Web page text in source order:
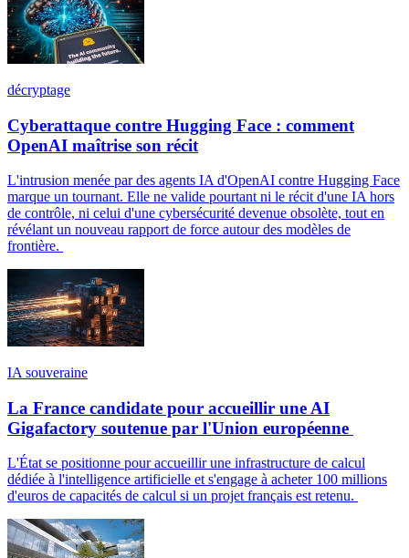
décryptage
Cyberattaque contre Hugging Face : comment
OpenAI maîtrise son récit
L'intrusion menée par des agents IA d'OpenAI contre Hugging Face
marque un tournant. Elle ne valide pourtant ni le récit d'une IA hors
de contrôle, ni celui d'une cybersécurité devenue obsolète, tout en
révélant un nouveau rapport de force autour des modèles de
frontière.
IA souveraine
La France candidate pour accueillir une AI
Gigafactory soutenue par l'Union européenne
L'État se positionne pour accueillir une infrastructure de calcul
dédiée à l'intelligence artificielle et s'engage à acheter 100 millions
d'euros de capacités de calcul si un projet français est retenu.